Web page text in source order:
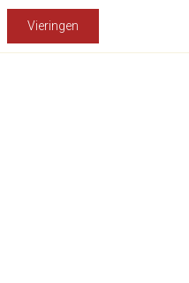
Vieringen